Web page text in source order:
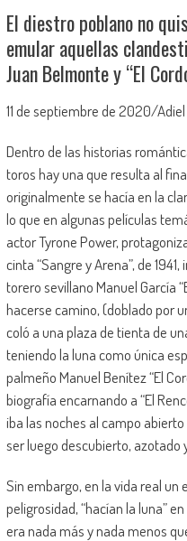
El diestro poblano no
emular aquellas
Juan Belmonte y “El
11 de septiembre de 2020/
Dentro de las historias
toros hay una que resulta al
originalmente se hacía en la
lo que en algunas películas
actor Tyrone Power,
cinta “Sangre y Arena”, de
torero sevillano Manuel García
hacerse camino, (doblado por
coló a una plaza de tienta de
teniendo la luna como única
palmeño Manuel Benítez “El
biografía encarnando a “El
iba las noches al campo
ser luego descubierto, azotado
Sin embargo, en la vida real un
peligrosidad, “hacían la luna”
era nada más y nada menos